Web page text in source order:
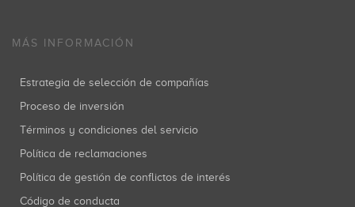
Chris Bouwer
MÁS INFORMACIÓN
Estrategia de selección de compañías
Proceso de inversión
Términos y condiciones del servicio
Política de reclamaciones
Política de gestión de conflictos de interés
Código de conducta